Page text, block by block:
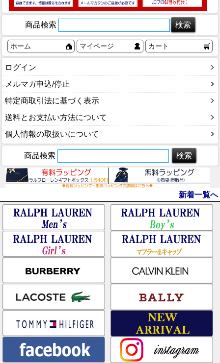
商品検索
ホーム マイページ カート
ログイン
メルマガ申込/停止
特定商取引法に基づく表示
送料とお支払い方法について
個人情報の取扱いについて
商品検索
新着一覧へ